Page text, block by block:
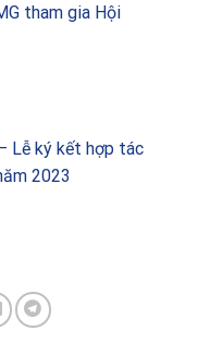
tham gia Hội
Lễ ký kết hợp tác
2023